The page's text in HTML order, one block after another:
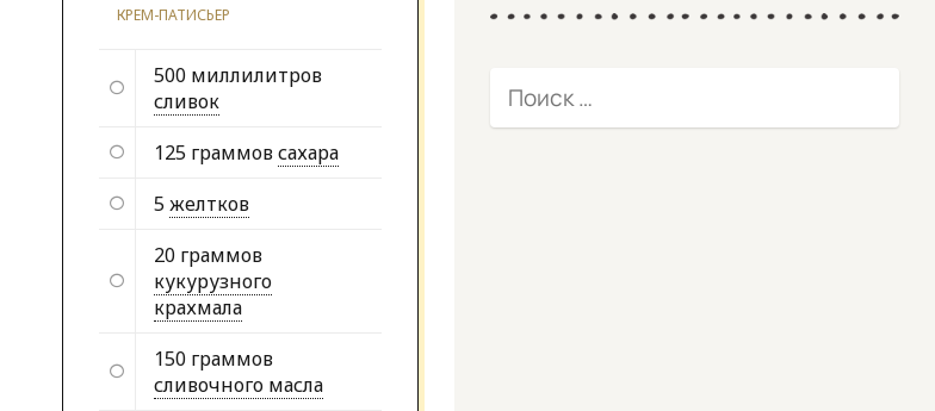
КРЕМ-ПАТИСЬЕР
500 миллилитров
сливок
125 граммовсахара
5желтков
20 граммов
кукурузного
крахмала
150 граммов
сливочного масла